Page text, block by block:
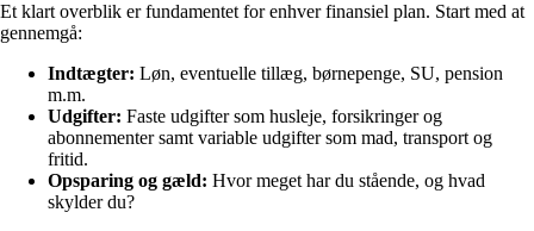
Et klart overblik er fundamentet for enhver finansiel plan. Start med at
gennemgå:
Indtægter: Løn, eventuelle tillæg, børnepenge, SU, pension
m.m.
Udgifter: Faste udgifter som husleje, forsikringer og
abonnementer samt variable udgifter som mad, transport og
fritid.
Opsparing og gæld: Hvor meget har du stående, og hvad
skylder du?